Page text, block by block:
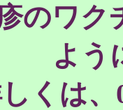
のワ
よう
くは、